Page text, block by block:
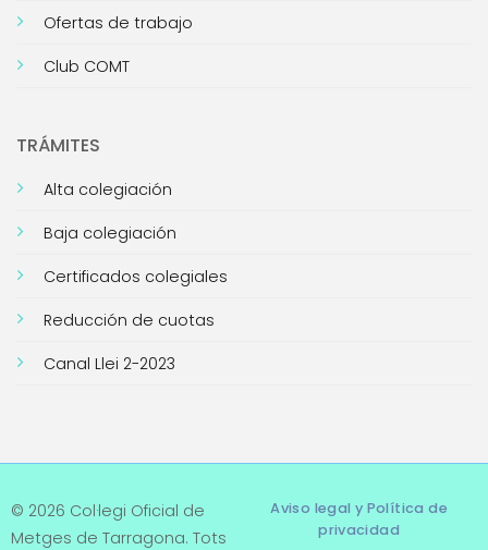
Ofertas de trabajo
Club COMT
TRÁMITES
Alta colegiación
Baja colegiación
Certificados colegiales
Reducción de cuotas
Canal Llei 2-2023
© 2026 Col·legi Oficial de
Metges de Tarragona. Tots
Aviso legal y Política de
privacidad